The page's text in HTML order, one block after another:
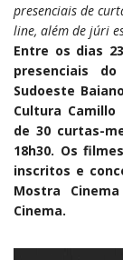
presenciais de
line, além de júri
Entre os dias
presenciais
Sudoeste
Cultura
de 30 curtas-
18h30. Os
inscritos e
Mostra
Cinema.